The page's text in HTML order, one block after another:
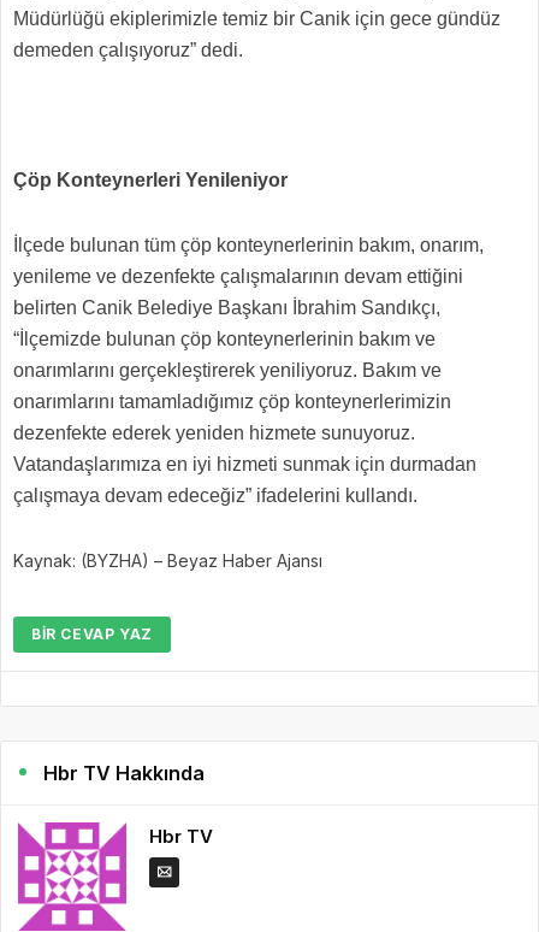
Müdürlüğü ekiplerimizle temiz bir Canik için gece gündüz
demeden çalışıyoruz” dedi.
Çöp Konteynerleri Yenileniyor
İlçede bulunan tüm çöp konteynerlerinin bakım, onarım,
yenileme ve dezenfekte çalışmalarının devam ettiğini
belirten Canik Belediye Başkanı İbrahim Sandıkçı,
“İlçemizde bulunan çöp konteynerlerinin bakım ve
onarımlarını gerçekleştirerek yeniliyoruz. Bakım ve
onarımlarını tamamladığımız çöp konteynerlerimizin
dezenfekte ederek yeniden hizmete sunuyoruz.
Vatandaşlarımıza en iyi hizmeti sunmak için durmadan
çalışmaya devam edeceğiz” ifadelerini kullandı.
Kaynak: (BYZHA) – Beyaz Haber Ajansı
BIR CEVAP YAZ
Hbr TV Hakkında
Hbr TV